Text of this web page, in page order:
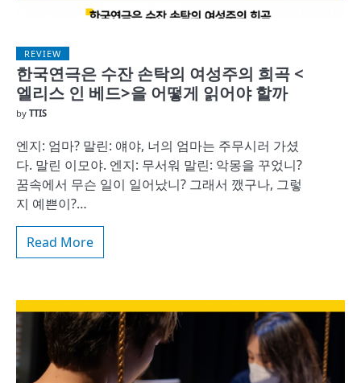
REVIEW
한국연극은 수잔 손탁의 여성주의 희곡 <
엘리스 인 베드>을 어떻게 읽어야 할까
by TTIS
엔지: 엄마? 말린: 얘야, 너의 엄마는 주무시러 가셨
다. 말린 이모야. 엔지: 무서워 말린: 악몽을 꾸었니?
꿈속에서 무슨 일이 일어났니? 그래서 깼구나, 그렇
지 예쁜이?…
Read More